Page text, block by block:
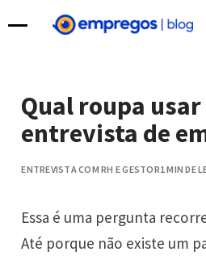
Pular para o conteúdo
Qual roupa usar
entrevista de
ENTREVISTA COM RH E GESTOR1 MIN DE
Essa é uma pergunta
Até porque não existe um